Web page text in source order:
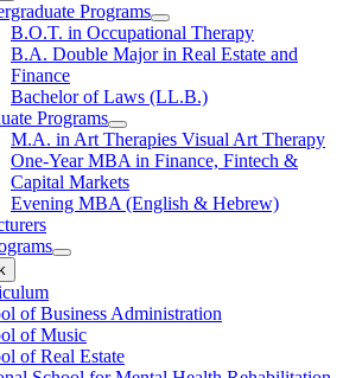
Programs
B.O.T. in Occupational Therapy
B.A. Double Major in Real Estate and
Finance
Bachelor of Laws (LL.B.)
Programs
M.A. in Art Therapies Visual Art Therapy
One-Year MBA in Finance, Fintech &
Capital Markets
Evening MBA (English & Hebrew)
of Business Administration
of Music
of Real Estate